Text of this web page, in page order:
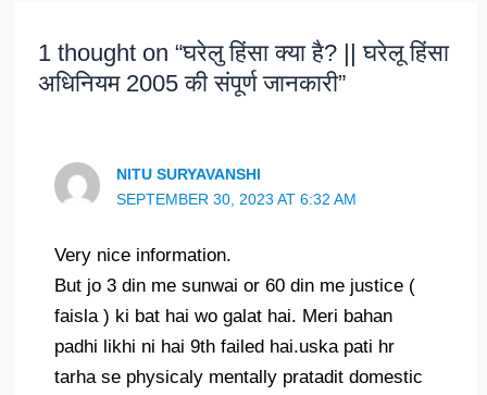
1 thought on “घरेलु हिंसा क्या है? || घरेलू हिंसा
अधिनियम 2005 की संपूर्ण जानकारी”
NITU SURYAVANSHI
SEPTEMBER 30, 2023 AT 6:32 AM
Very nice information.
But jo 3 din me sunwai or 60 din me justice (
faisla ) ki bat hai wo galat hai. Meri bahan
padhi likhi ni hai 9th failed hai.uska pati hr
tarha se physicaly mentally pratadit domestic